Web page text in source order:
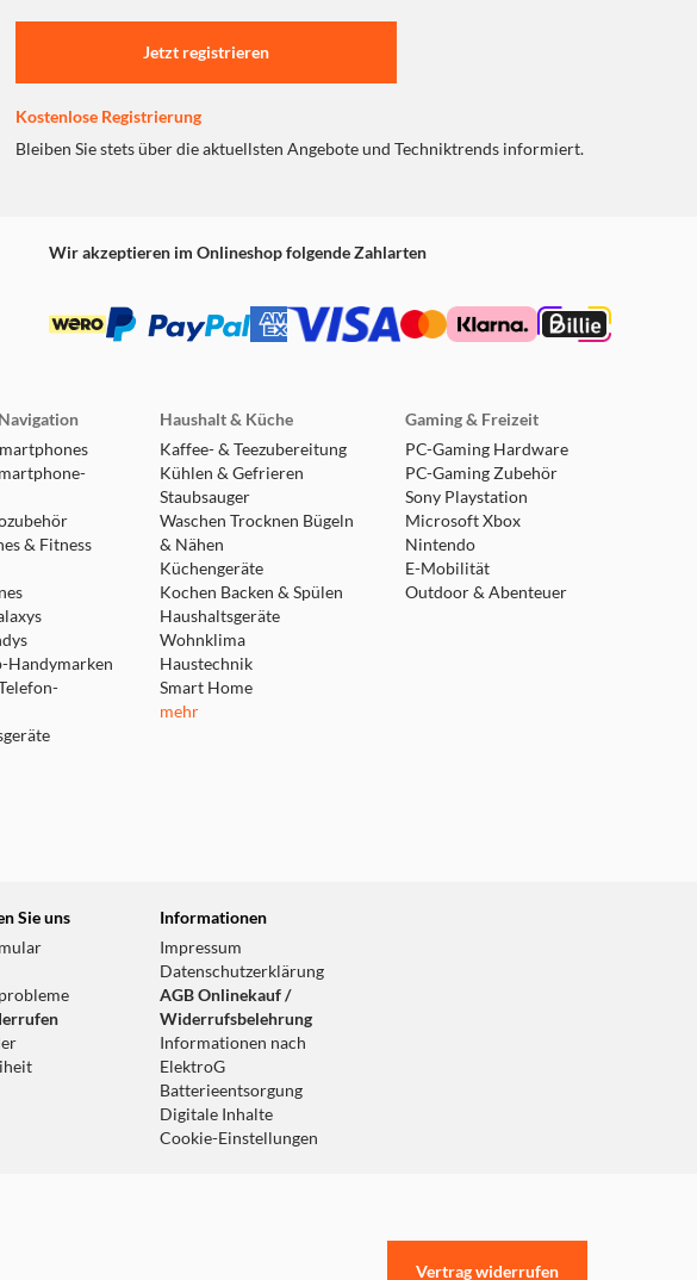
Jetzt registrieren
Kostenlose Registrierung
Bleiben Sie stets über die aktuellsten Angebote und Techniktrends informiert.
Wir akzeptieren im Onlineshop folgende Zahlarten
& Fitness
Handymarken
Haushalt & Küche
Kaffee- & Teezubereitung
Kühlen & Gefrieren
Staubsauger
Waschen Trocknen Bügeln
& Nähen
Küchengeräte
Kochen Backen & Spülen
Haushaltsgeräte
Wohnklima
Haustechnik
Smart Home
mehr
Gaming & Freizeit
PC-Gaming Hardware
PC-Gaming Zubehör
Sony Playstation
Microsoft Xbox
Nintendo
E-Mobilität
Outdoor & Abenteuer
Sie uns
Informationen
Impressum
Datenschutzerklärung
AGB Onlinekauf /
Widerrufsbelehrung
Informationen nach
ElektroG
Batterieentsorgung
Digitale Inhalte
Cookie-Einstellungen
Vertrag widerrufen